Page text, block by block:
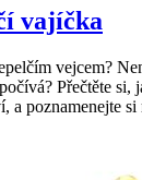
vajíčka
vejcem?
Přečtěte si,
a poznamenejte